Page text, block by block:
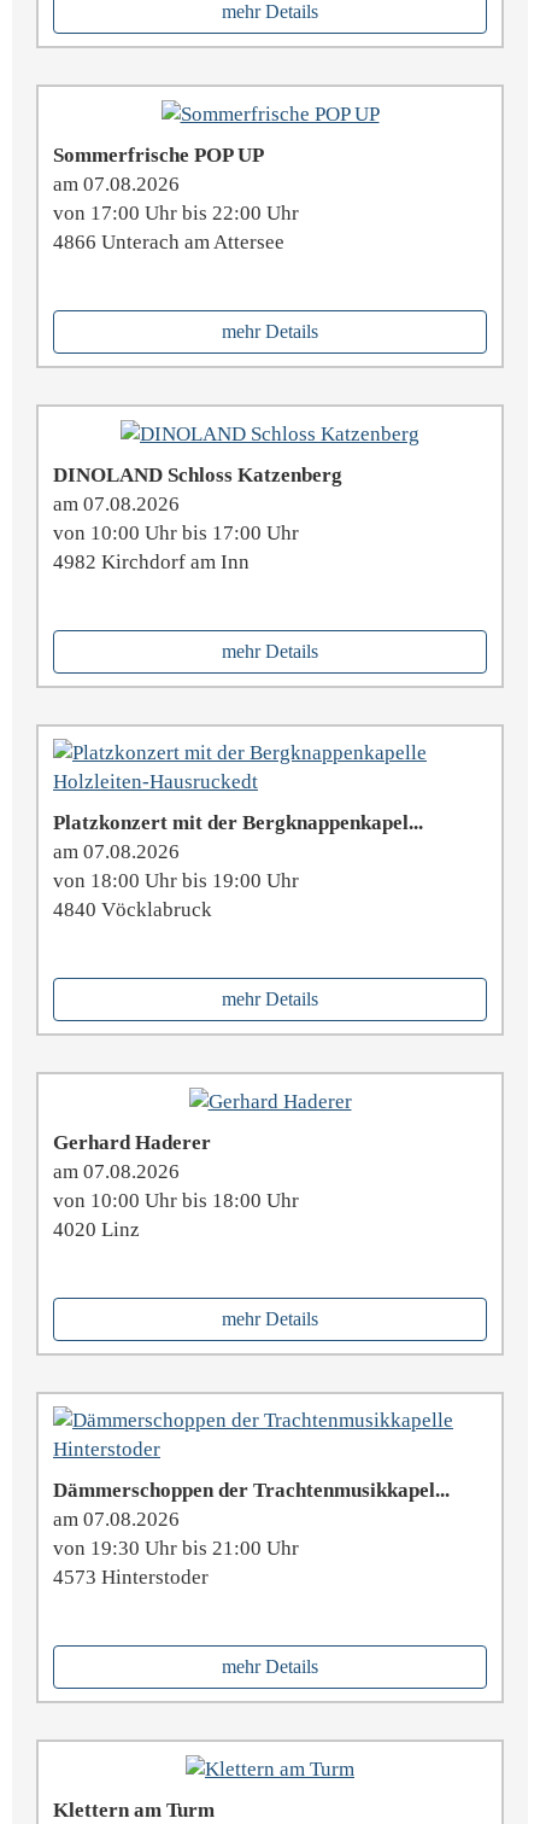
mehr Details
Sommerfrische POP UP
am 07.08.2026
von 17:00 Uhr bis 22:00 Uhr
4866 Unterach am Attersee
mehr Details
DINOLAND Schloss Katzenberg
am 07.08.2026
von 10:00 Uhr bis 17:00 Uhr
4982 Kirchdorf am Inn
mehr Details
Platzkonzert mit der Bergknappenkapel...
am 07.08.2026
von 18:00 Uhr bis 19:00 Uhr
4840 Vöcklabruck
mehr Details
Gerhard Haderer
am 07.08.2026
von 10:00 Uhr bis 18:00 Uhr
4020 Linz
mehr Details
Dämmerschoppen der Trachtenmusikkapel...
am 07.08.2026
von 19:30 Uhr bis 21:00 Uhr
4573 Hinterstoder
mehr Details
Klettern am Turm